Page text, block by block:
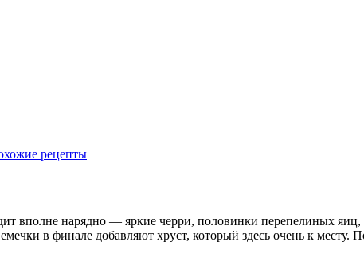
рецепты
вполне нарядно — яркие черри, половинки перепелиных яиц,
в финале добавляют хруст, который здесь очень к месту.